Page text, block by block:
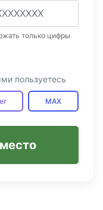
только цифры
пользуетесь
MAX